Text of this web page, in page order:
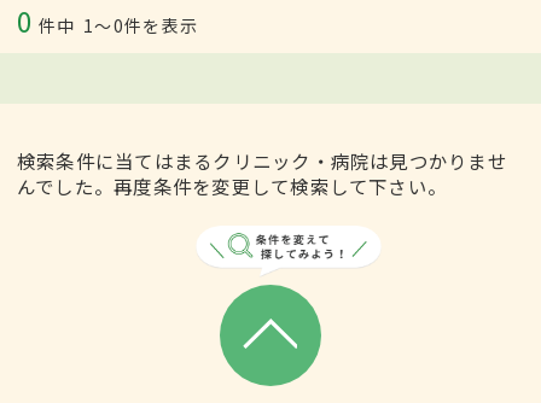
0 件中 1〜0件を表示
検索条件に当てはまるクリニック・病院は見つかりませ
んでした。再度条件を変更して検索して下さい。